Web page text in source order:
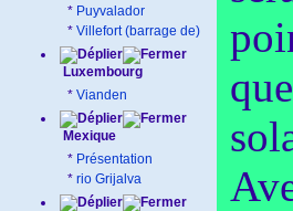
* Puyvalador
* Villefort (barrage de)
Luxembourg
* Vianden
Mexique
* Présentation
* rio Grijalva